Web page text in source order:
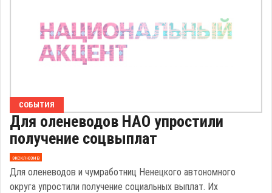
СОБЫТИЯ
Для оленеводов НАО упростили
получение соцвыплат
эксклюзив
Для оленеводов и чумработниц Ненецкого автономного
округа упростили получение социальных выплат. Их